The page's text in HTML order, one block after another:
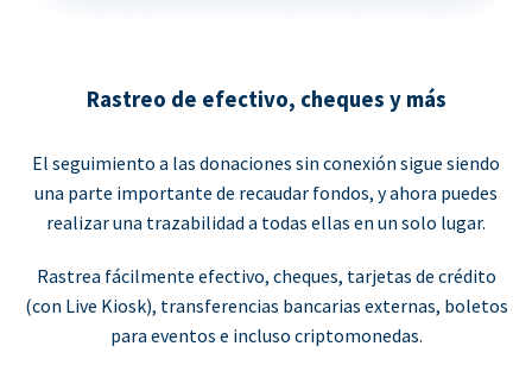
Rastreo de efectivo, cheques y más
El seguimiento a las donaciones sin conexión sigue siendo
una parte importante de recaudar fondos, y ahora puedes
realizar una trazabilidad a todas ellas en un solo lugar.
Rastrea fácilmente efectivo, cheques, tarjetas de crédito
(con Live Kiosk), transferencias bancarias externas, boletos
para eventos e incluso criptomonedas.